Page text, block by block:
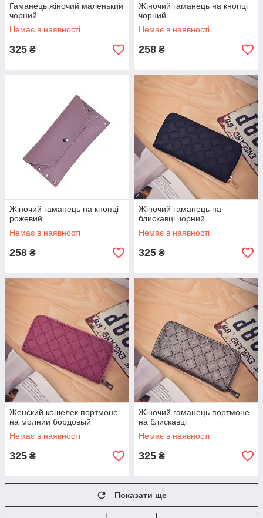
Гаманець жіночий маленький
чорний
Немає в наявності
325 ₴
Жіночий гаманець на кнопці
чорний
Немає в наявності
258 ₴
Жіночий гаманець на кнопці
рожевий
Немає в наявності
258 ₴
Жіночий гаманець на
блискавці чорний
Немає в наявності
325 ₴
Женский кошелек портмоне
на молнии бордовый
Немає в наявності
325 ₴
Жіночий гаманець портмоне
на блискавці
Немає в наявності
325 ₴
Показати ще